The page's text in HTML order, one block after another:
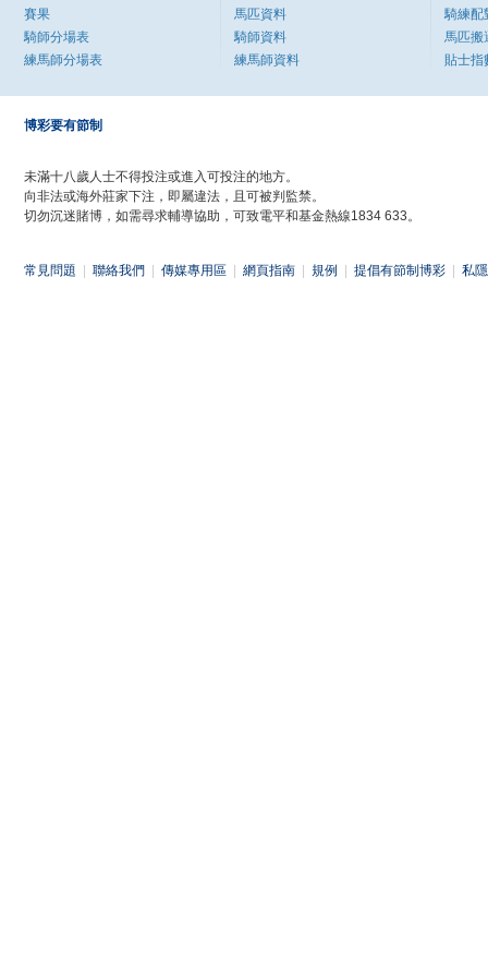
賽果
騎師分場表
練馬師分場表
馬匹資料
騎師資料
練馬師資料
騎練配
馬匹搬
貼士指
博彩要有節制
未滿十八歲人士不得投注或進入可投注的地方。
向非法或海外莊家下注，即屬違法，且可被判監禁。
切勿沉迷賭博，如需尋求輔導協助，可致電平和基金熱線1834 633。
常見問題 聯絡我們 傳媒專用區 網頁指南 規例 提倡有節制博彩 私